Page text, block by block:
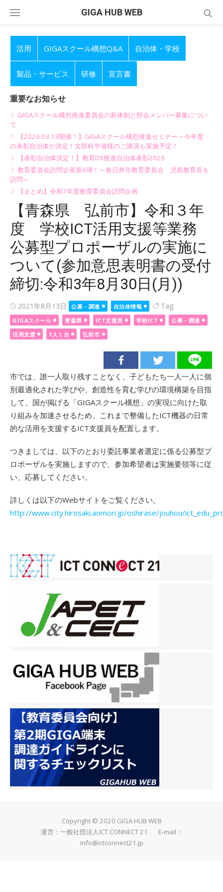
GIGA HUB WEB
活用 GIGAスクール構想Q&A 自治体・学校
製品・サービス 研修 宣言書
重要なお知らせ
GIGAスクール構想推進委員会の新体制と部会メンバー募集につい
て
【2026.03.13開催！】GIGAスクール構想推進セミナー～今年度
の表彰自治体が決定！文部科学省様のご講演も実施予定！
【表彰自治体決定！】教育DX推進自治体表彰2025
教育委員会訪問企画第6弾！～春日井市教育委員会 児島教育長を
訪問～
【まとめ】令和7年度教育委員会訪問企画
【青森県 弘前市】令和３年
度 学校ICT活用支援等業務
公募型プロポーザルの実施に
ついて(参加意思表明書の受付
締切:令和3年8月30日(月))
Posted
on
2021年8月13日 公募・調達 自治体情報 Tag:
GIGAスクール 青森県 ICT支援員 学校ICT
公募・調達
活用支援
1人１台 弘前市
市では、誰一人取り残すことなく、子どもたち一人一人に個
別最適化された学びや、創造性を育む学びの環境構築を目指
して、国が掲げる「GIGAスクール構想」の実現に向けた取
り組みを加速させるため、これまで整備したICT機器の日常
的な活用を支援するICT支援員を配置します。
つきましては、以下のとおり委託事業者選定に係る公募型プ
ロポーザルを実施しますので、参加希望者は実施要領等に従
い、応募してください。
詳しくは以下のWebサイトをご覧ください。
http://www.city.hirosaki.aomori.jp/oshirase/jouhou/
Copyright © 2020 GIGA HUB WEB
運営：一般社団法人ICT CONNECT 21 E-mail：
info@ictconnect21.jp